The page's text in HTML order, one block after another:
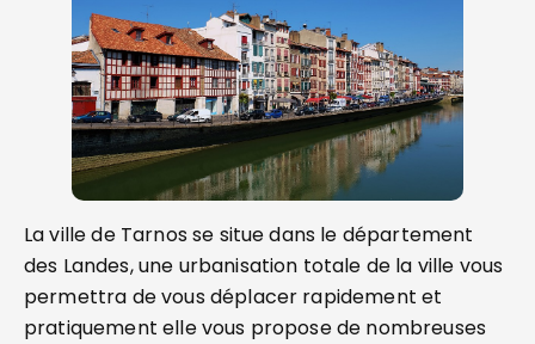
La ville de Tarnos se situe dans le département
des Landes, une urbanisation totale de la ville vous
permettra de vous déplacer rapidement et
pratiquement elle vous propose de nombreuses